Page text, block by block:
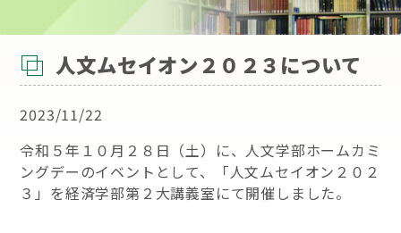
t
i
>新着情報 >人文ムセイオン２０２３について
人文ムセイオン２０２３について
2023/11/22
令和５年１０月２８日（土）に、人文学部ホームカミ
ングデーのイベントとして、「人文ムセイオン２０２
３」を経済学部第２大講義室にて開催しました。